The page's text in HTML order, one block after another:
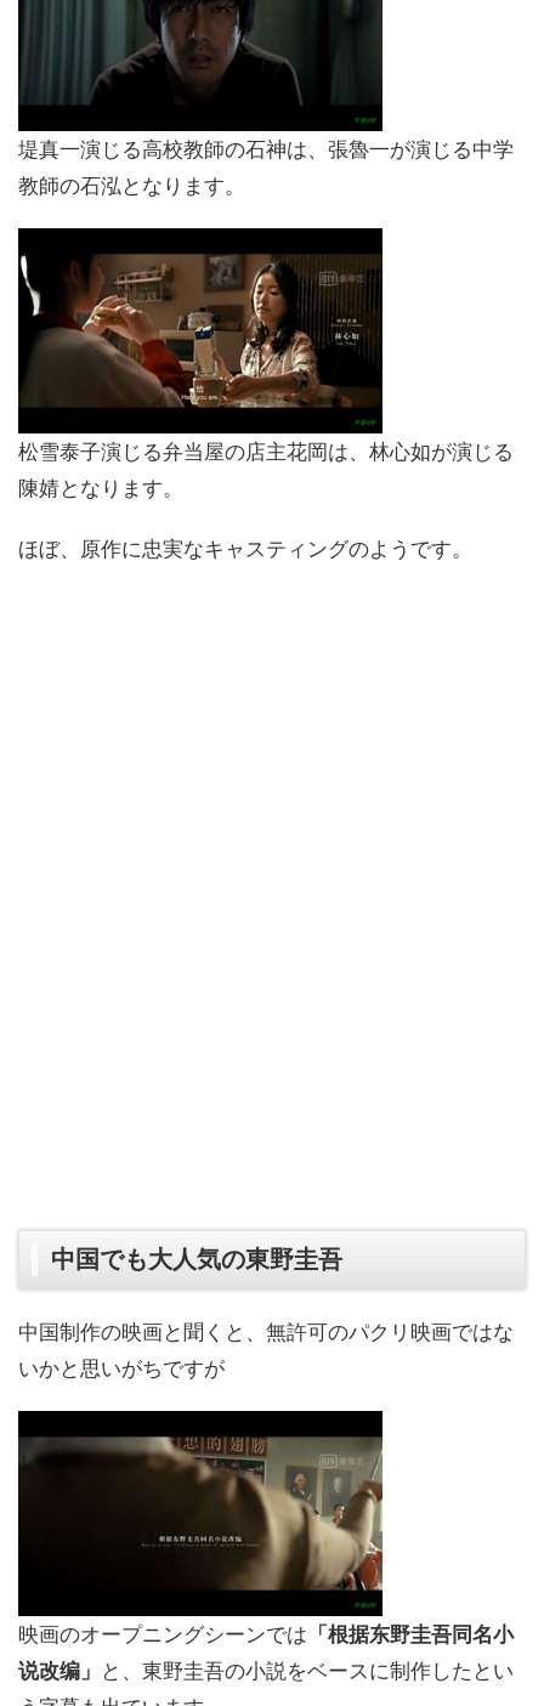
堤真一演じる高校教師の石神は、張魯一が演じる中学
教師の石泓となります。
松雪泰子演じる弁当屋の店主花岡は、林心如が演じる
陳婧となります。
ほぼ、原作に忠実なキャスティングのようです。
中国でも大人気の東野圭吾
中国制作の映画と聞くと、無許可のパクリ映画ではな
いかと思いがちですが
映画のオープニングシーンでは 「根据东野圭吾同名小
说改编」 と、東野圭吾の小説をベースに制作したとい